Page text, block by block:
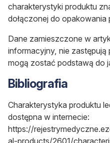
charakterystyki produktu
dołączonej do opakowania
Dane zamieszczone w
informacyjny, nie
mogą zostać podstawą do
Bibliografia
Charakterystyka produktu
dostępna w internecie:
https://
al-products/2601/